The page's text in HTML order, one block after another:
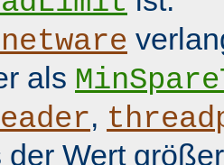
als
,
der Wert